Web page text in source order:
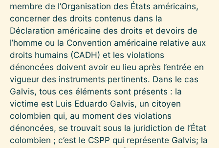
membre de l’Organisation des États américains,
concerner des droits contenus dans la
Déclaration américaine des droits et devoirs de
l’homme ou la Convention américaine relative aux
droits humains (CADH) et les violations
dénoncées doivent avoir eu lieu après l’entrée en
vigueur des instruments pertinents. Dans le cas
Galvis, tous ces éléments sont présents : la
victime est Luis Eduardo Galvis, un citoyen
colombien qui, au moment des violations
dénoncées, se trouvait sous la juridiction de l’État
colombien ; c’est le CSPP qui représente Galvis; la